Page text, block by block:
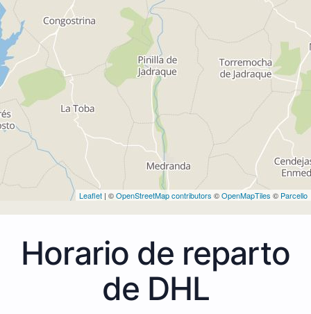
Leaflet | ©OpenStreetMap contributors ©OpenMapTiles © Parcello
Horario de reparto
de DHL